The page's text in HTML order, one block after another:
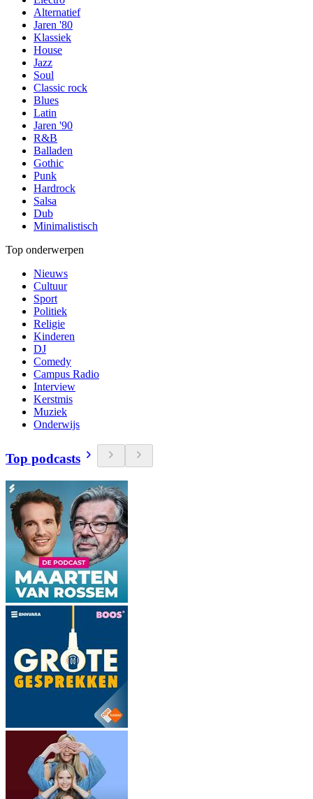
Alternatief
Jaren '80
Klassiek
House
Jazz
Soul
Classic rock
Blues
Latin
Jaren '90
R&B
Balladen
Gothic
Punk
Hardrock
Salsa
Dub
Minimalistisch
Top onderwerpen
Nieuws
Cultuur
Sport
Politiek
Religie
Kinderen
DJ
Comedy
Campus Radio
Interview
Kerstmis
Muziek
Onderwijs
Top podcasts